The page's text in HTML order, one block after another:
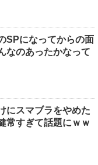
SPになってからの面
なのあったかなって
にスマブラをやめた
常すぎて話題にｗｗ